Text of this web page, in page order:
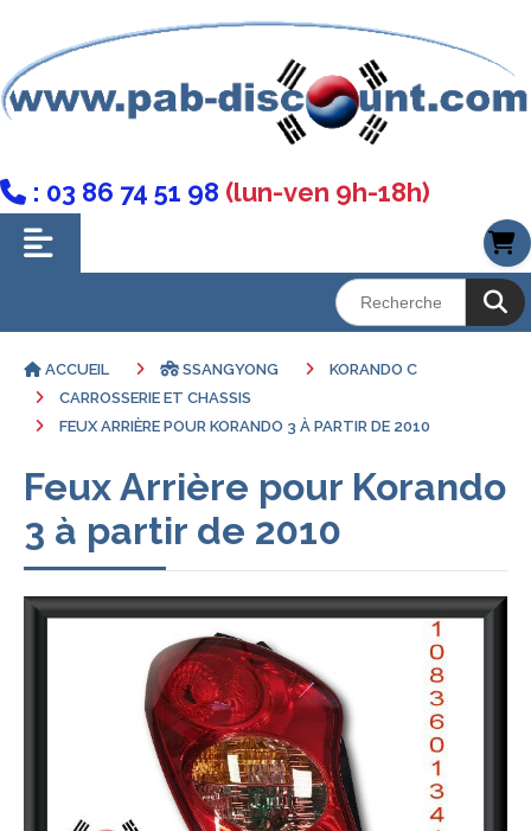
 : 03 86 74 51 98 (lun-ven 9h-18h)
ACCUEIL SSANGYONG
KORANDO C
CARROSSERIE ET CHASSIS
FEUX ARRIÈRE POUR KORANDO 3 À PARTIR DE 2010
Feux Arrière pour Korando
3 à partir de 2010